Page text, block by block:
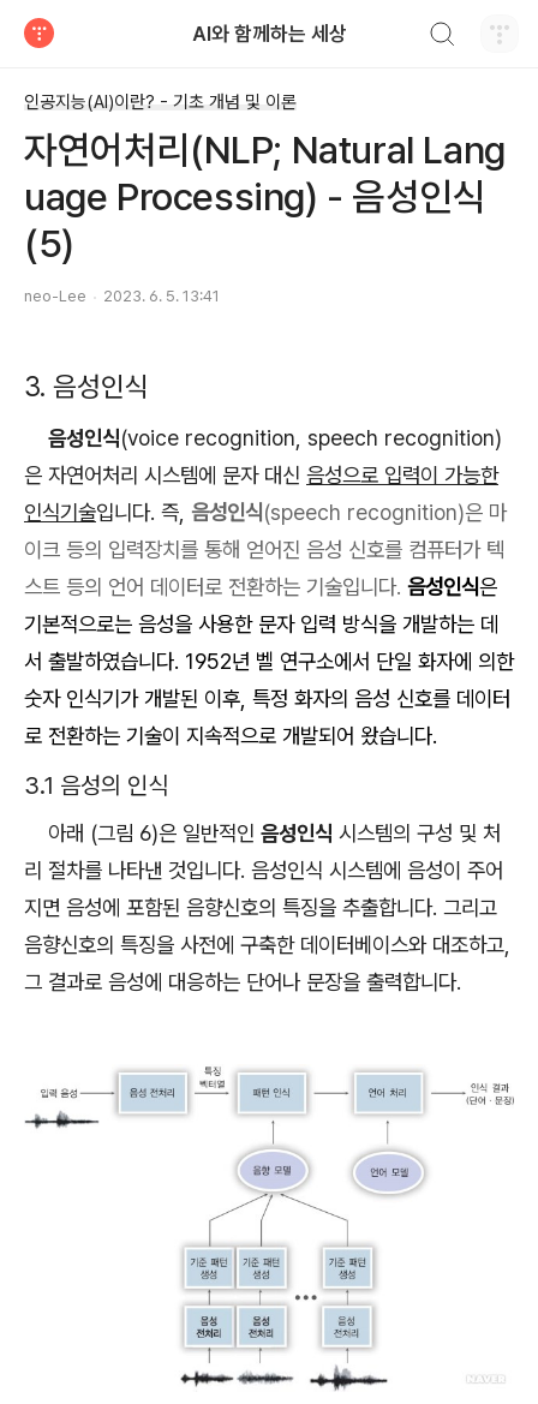
AI와 함께하는 세상
인공지능(AI)이란? - 기초 개념 및 이론
자연어처리(NLP; Natural Lang
uage Processing) - 음성인식
(5)
neo-Lee 2023. 6. 5. 13:41
3. 음성인식
음성인식(voice recognition, speech recognition)
은 자연어처리 시스템에 문자 대신 음성으로 입력이 가능한
인식기술입니다. 즉, 음성인식 (speech recognition)은 마
이크 등의 입력장치를 통해 얻어진 음성 신호를 컴퓨터가 텍
스트 등의 언어 데이터로 전환하는 기술입니다. 음성인식은
기본적으로는 음성을 사용한 문자 입력 방식을 개발하는 데
서 출발하였습니다. 1952년 벨 연구소에서 단일 화자에 의한
숫자 인식기가 개발된 이후, 특정 화자의 음성 신호를 데이터
로 전환하는 기술이 지속적으로 개발되어 왔습니다.
3.1 음성의 인식
아래 (그림 6)은 일반적인 음성인식 시스템의 구성 및 처
리 절차를 나타낸 것입니다. 음성인식 시스템에 음성이 주어
지면 음성에 포함된 음향신호의 특징을 추출합니다. 그리고
음향신호의 특징을 사전에 구축한 데이터베이스와 대조하고,
그 결과로 음성에 대응하는 단어나 문장을 출력합니다.